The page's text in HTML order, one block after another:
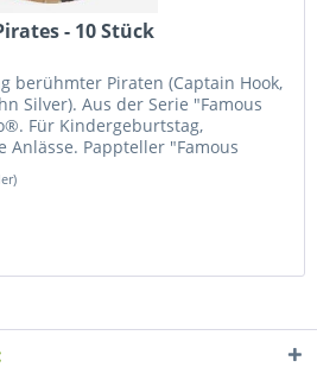
- 10 Stück
berühmter Piraten (Captain Hook,
Silver). Aus der Serie "Famous
Für Kindergeburtstag,
Pappteller "Famous